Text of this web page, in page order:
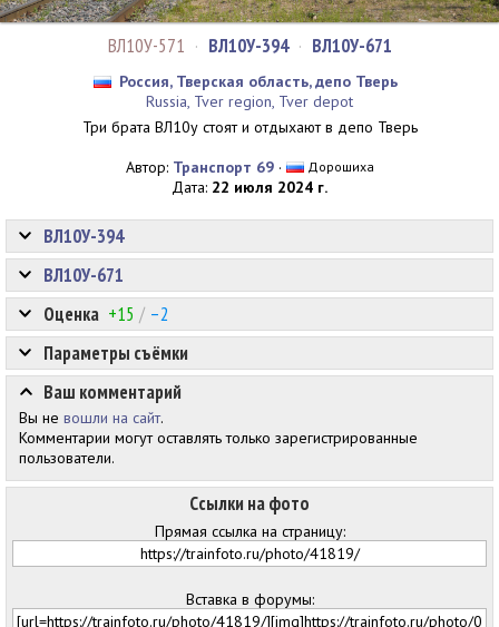
ВЛ10У-571 · ВЛ10У-394· ВЛ10У-671
Россия, Тверская область, депо Тверь
Russia, Tver region, Tver depot
Три брата ВЛ10у стоят и отдыхают в депо Тверь
Автор: Транспорт 69· Дорошиха
Дата: 22 июля 2024 г.
Оценка +15 / –2
Ссылки на фото
Прямая ссылка на страницу:
Вставка в форумы:
ВЛ10У-394
ВЛ10У-671
Параметры съёмки
Ваш комментарий
Вы не вошли на сайт.
Комментарии могут оставлять только зарегистрированные
пользователи.